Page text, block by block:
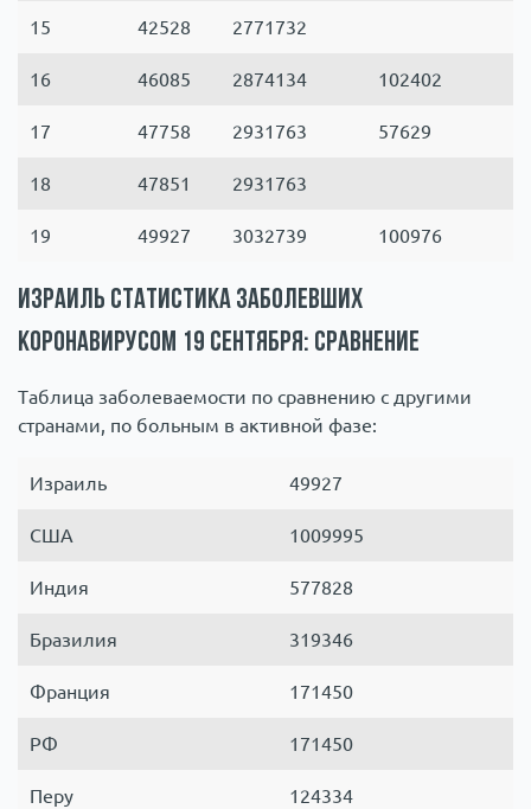
15 42528 2771732
16 46085 2874134 102402
17 47758 2931763 57629
18 47851 2931763
19 49927 3032739 100976
Израиль статистика заболевших
коронавирусом 19 сентября: сравнение
Таблица заболеваемости по сравнению с другими
странами, по больным в активной фазе:
Израиль 49927
США 1009995
Индия 577828
Бразилия 319346
Франция 171450
РФ 171450
Перу 124334